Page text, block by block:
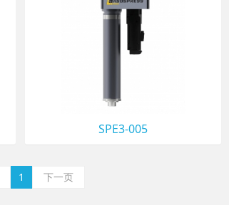
SPE3-005
1 下一页